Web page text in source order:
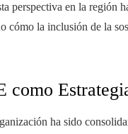
perspectiva en la región
cómo la inclusión de la
como
ha sido